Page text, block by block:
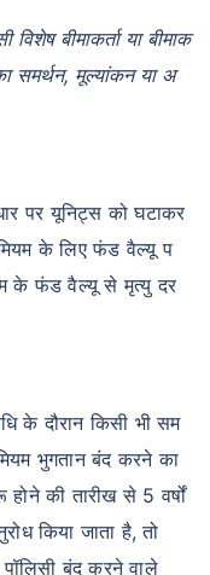
विशेष बीमाकर्ता या बीमाक
का समर्थन, मूल्यांकन या अ
पर यूनिट्स को घटाकर
के लिए फंड वैल्यू प
के फंड वैल्यू से मृत्यु दर
के दौरान किसी भी सम
भुगतान बंद करने का
होने की तारीख से 5 वर्षों
किया जाता है, तो
बंद करने वाले